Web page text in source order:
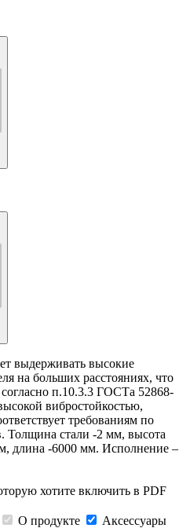
выдерживать высокие
на больших расстояниях, что
п.10.3.3 ГОСТа 52868-
вибростойкостью,
требованиям по
Толщина стали -2 мм, высота
длина -6000 мм. Исполнение –
хотите включить в PDF
О продукте
Аксессуары